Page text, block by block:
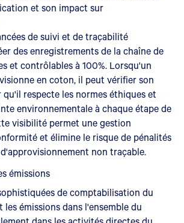
et son impact sur
de suivi et de traçabilité
des enregistrements de la chaîne de
et contrôlables à 100%. Lorsqu'un
en coton, il peut vérifier son
respecte les normes éthiques et
environnementale à chaque étape de
visibilité permet une gestion
et élimine le risque de pénalités
non traçable.
émissions
de comptabilisation du
émissions dans l'ensemble du